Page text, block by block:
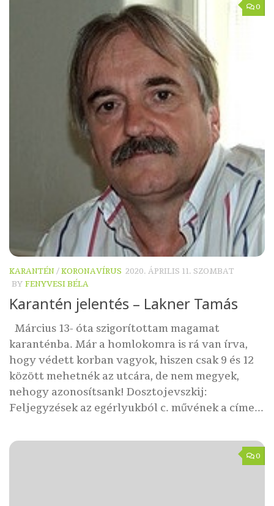
0
KARANTÉN/KORONAVÍRUS 2020. ÁPRILIS 11. SZOMBAT
BY FENYVESI BÉLA
Karantén jelentés – Lakner Tamás
Március 13- óta szigorítottam magamat
karanténba. Már a homlokomra is rá van írva,
hogy védett korban vagyok, hiszen csak 9 és 12
között mehetnék az utcára, de nem megyek,
nehogy azonosítsank! Dosztojevszkij:
Feljegyzések az egérlyukból c. művének a címe...
0